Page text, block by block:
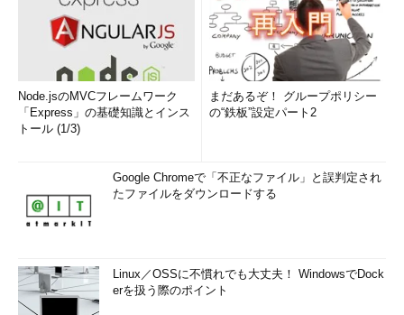
Node.jsのMVCフレームワーク
「Express」の基礎知識とインス
トール (1/3)
まだあるぞ！ グループポリシー
の“鉄板”設定パート2
Google Chromeで「不正なファイル」と誤判定され
たファイルをダウンロードする
Linux／OSSに不慣れでも大丈夫！ WindowsでDock
erを扱う際のポイント